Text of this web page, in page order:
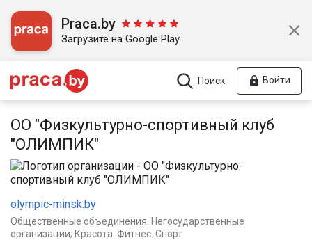
Praca.by
Загрузите на Google Play
Поиск Войти
ОО "Физкультурно-спортивный клуб
"ОЛИМПИК"
olympic-minsk.by
Общественные объединения. Негосударственные
организации; Красота. Фитнес. Спорт